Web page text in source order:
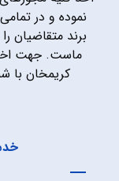
نموده و در
برند
ماست. جهت
کریمخان با شماره ۰۲۱۸۷۱۴۶ تماس